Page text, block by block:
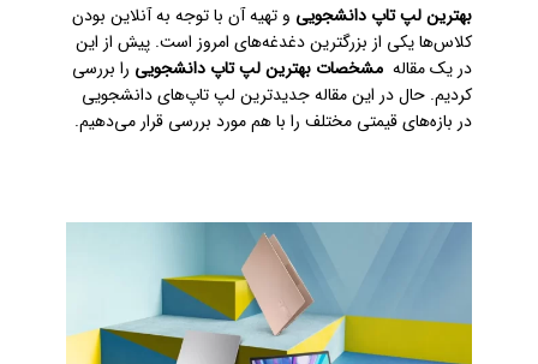
بهترین لپ تاپ دانشجویی و تهیه آن با توجه به آنلاین بودن
کلاس‌ها یکی از بزرگترین دغدغه‌های امروز است. پیش از این
در یک مقاله مشخصات بهترین لپ تاپ دانشجویی را بررسی
کردیم. حال در این مقاله جدیدترین لپ تاپ‌های دانشجویی
در بازه‌های قیمتی مختلف را با هم مورد بررسی قرار می‌دهیم.